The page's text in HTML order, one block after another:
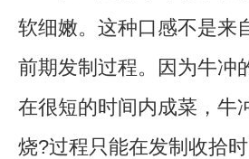
软细嫩。这种口感不是来
前期发制过程。因为牛冲
在很短的时间内成菜，牛
烧?过程只能在发制收拾